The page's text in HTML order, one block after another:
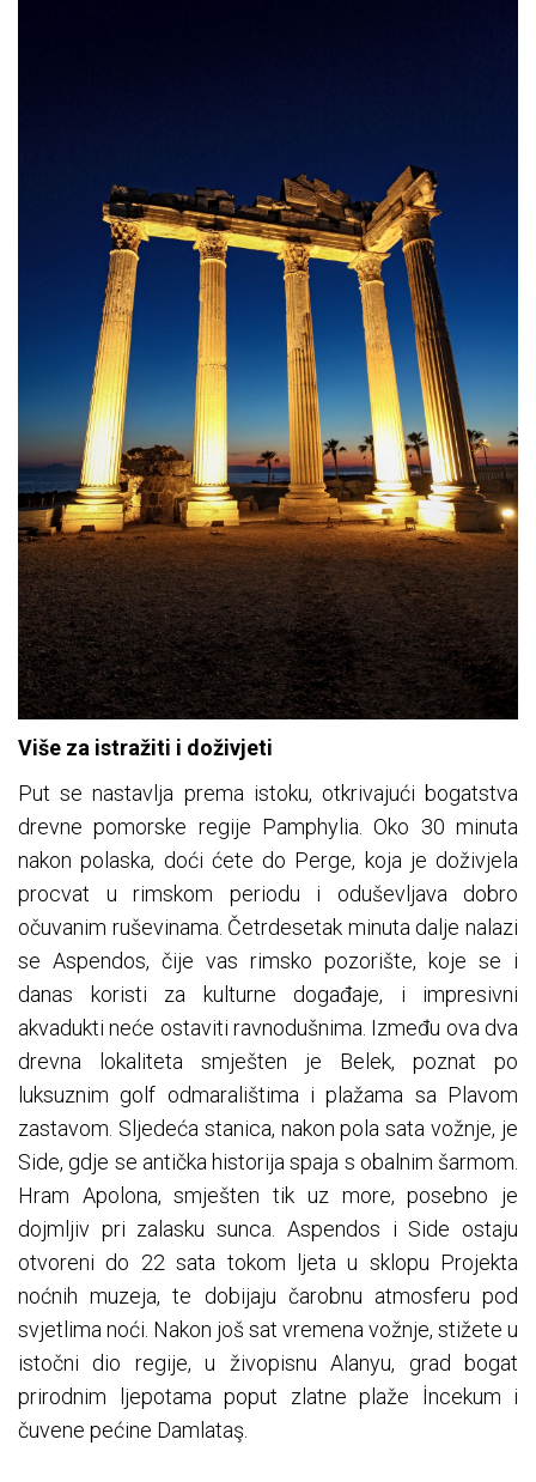
Više za istražiti i doživjeti
Put se nastavlja prema istoku, otkrivajući bogatstva
drevne pomorske regije Pamphylia. Oko 30 minuta
nakon polaska, doći ćete do Perge, koja je doživjela
procvat u rimskom periodu i oduševljava dobro
očuvanim ruševinama. Četrdesetak minuta dalje nalazi
se Aspendos, čije vas rimsko pozorište, koje se i
danas koristi za kulturne događaje, i impresivni
akvadukti neće ostaviti ravnodušnima. Između ova dva
drevna lokaliteta smješten je Belek, poznat po
luksuznim golf odmaralištima i plažama sa Plavom
zastavom. Sljedeća stanica, nakon pola sata vožnje, je
Side, gdje se antička historija spaja s obalnim šarmom.
Hram Apolona, smješten tik uz more, posebno je
dojmljiv pri zalasku sunca. Aspendos i Side ostaju
otvoreni do 22 sata tokom ljeta u sklopu Projekta
noćnih muzeja, te dobijaju čarobnu atmosferu pod
svjetlima noći. Nakon još sat vremena vožnje, stižete u
istočni dio regije, u živopisnu Alanyu, grad bogat
prirodnim ljepotama poput zlatne plaže İncekum i
čuvene pećine Damlataş.